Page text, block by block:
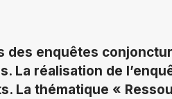
des enquêtes
La réalisation de
La thématique «